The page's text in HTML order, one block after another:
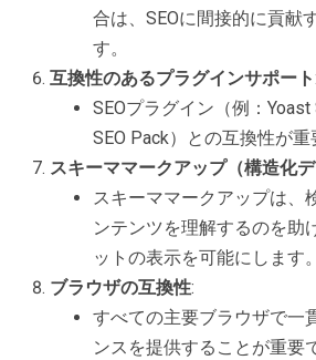
合は、SEOに間接的に貢献
す。
互換性のあるプラグインサポート:
SEOプラグイン（例：Yoast
SEO Pack）との互換性が重
スキーママークアップ（構造化
スキーママークアップは、
ンテンツを理解するのを助
ットの表示を可能にします。
ブラウザの互換性:
すべての主要ブラウザで一
ンスを提供することが重要